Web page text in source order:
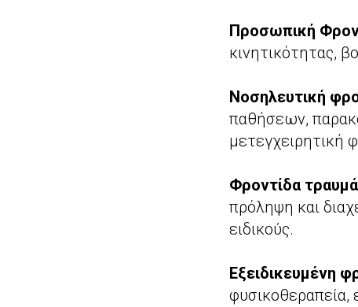
Προσωπική
κινητικότητας,
Νοσηλευτική
παθήσεων,
μετεγχειρητική
Φροντίδα
πρόληψη και
ειδικούς.
Εξειδικευμένη